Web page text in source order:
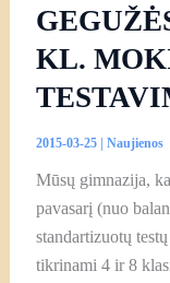
KL.
2015-03-25 Naujienos
Mūsų gimnazija,
pavasarį (nuo
standartizuotų
tikrinami 4 ir 8